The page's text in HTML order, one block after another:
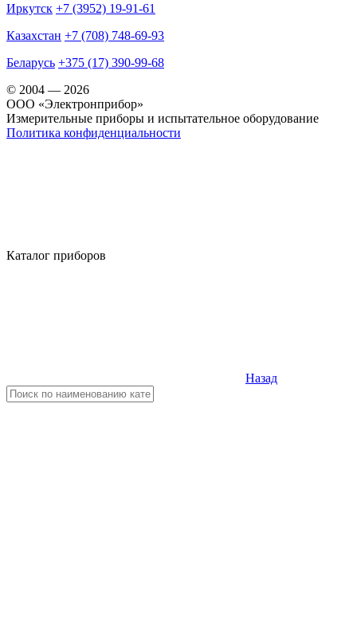
Иркутск +7 (3952) 19-91-61
Казахстан +7 (708) 748-69-93
Беларусь +375 (17) 390-99-68
© 2004 — 2026
OOO «Электронприбор»
Измерительные приборы и испытательное оборудование
Политика конфиденциальности
Каталог приборов
Назад